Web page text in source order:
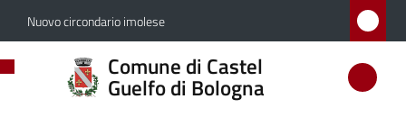
Vai al contenuto
Vai alla navigazione
Vai al footer
Nuovo circondario imolese
Comune di Castel
Guelfo di Bologna
Comune
di